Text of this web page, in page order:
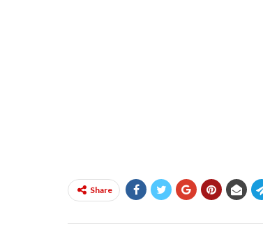
Share